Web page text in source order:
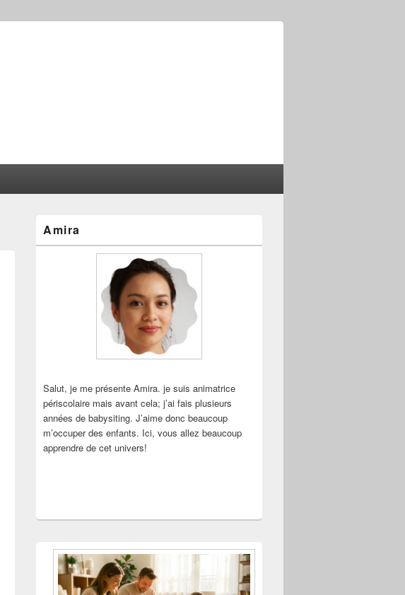
principale
de
Amira
Salut, je me présente Amira. je suis animatrice
périscolaire mais avant cela; j’ai fais plusieurs
années de babysiting. J’aime donc beaucoup
m’occuper des enfants. Ici, vous allez beaucoup
apprendre de cet univers!